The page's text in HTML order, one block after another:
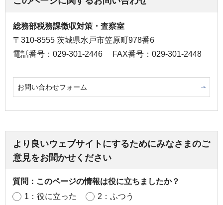
総務部税務課徴収対策・査察室
〒310-8555 茨城県水戸市笠原町978番6
電話番号：029-301-2446
FAX番号：029-301-2448
お問い合わせフォーム
より良いウェブサイトにするためにみなさまのご
意見をお聞かせください
質問：このページの情報は役に立ちましたか？
1：役に立った
2：ふつう